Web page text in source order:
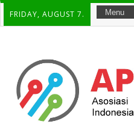
FRIDAY, AUGUST 7.